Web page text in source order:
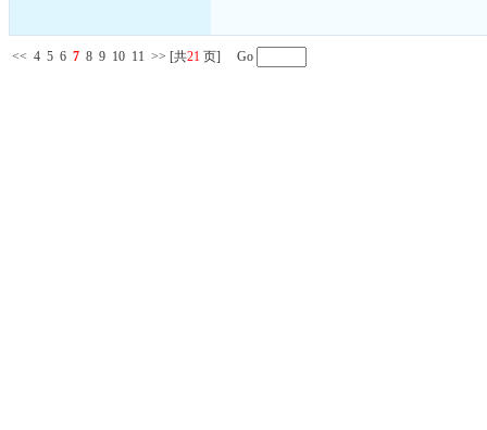
<< 4 5 6 7 8 9 10 11 >> [共21 页] Go